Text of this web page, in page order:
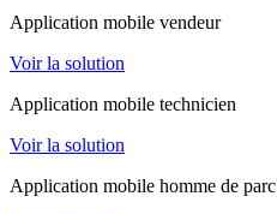
Application mobile vendeur
Voir la solution
Application mobile technicien
Voir la solution
Application mobile homme de parc